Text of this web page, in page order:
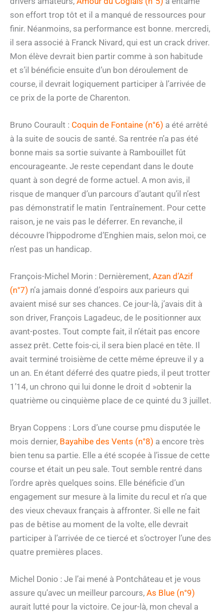
son effort trop tôt et il a manqué de ressources pour
finir. Néanmoins, sa performance est bonne. mercredi,
il sera associé à Franck Nivard, qui est un crack driver.
Mon élève devrait bien partir comme à son habitude
et s’il bénéficie ensuite d’un bon déroulement de
course, il devrait logiquement participer à l’arrivée de
ce prix de la porte de Charenton.
Bruno Courault : Coquin de Fontaine (n°6) a été arrêté
à la suite de soucis de santé. Sa rentrée n’a pas été
bonne mais sa sortie suivante à Rambouillet fût
encourageante. Je reste cependant dans le doute
quant à son degré de forme actuel. A mon avis, il
risque de manquer d’un parcours d’autant qu’il n’est
pas démonstratif le matin l’entraînement. Pour cette
raison, je ne vais pas le déferrer. En revanche, il
découvre l’hippodrome d’Enghien mais, selon moi, ce
n’est pas un handicap.
François-Michel Morin : Dernièrement, Azan d’Azif
(n°7) n’a jamais donné d’espoirs aux parieurs qui
avaient misé sur ses chances. Ce jour-là, j’avais dit à
son driver, François Lagadeuc, de le positionner aux
avant-postes. Tout compte fait, il n’était pas encore
assez prêt. Cette fois-ci, il sera bien placé en tête. Il
avait terminé troisième de cette même épreuve il y a
un an. En étant déferré des quatre pieds, il peut trotter
1’14, un chrono qui lui donne le droit d »obtenir la
quatrième ou cinquième place de ce quinté du 3 juillet.
Bryan Coppens : Lors d’une course pmu disputée le
mois dernier, Bayahibe des Vents (n°8) a encore très
bien tenu sa partie. Elle a été scopée à l’issue de cette
course et était un peu sale. Tout semble rentré dans
l’ordre après quelques soins. Elle bénéficie d’un
engagement sur mesure à la limite du recul et n’a que
des vieux chevaux français à affronter. Si elle ne fait
pas de bêtise au moment de la volte, elle devrait
participer à l’arrivée de ce tiercé et s’octroyer l’une des
quatre premières places.
Michel Donio : Je l’ai mené à Pontchâteau et je vous
assure qu’avec un meilleur parcours, As Blue (n°9)
aurait lutté pour la victoire. Ce jour-là, mon cheval a